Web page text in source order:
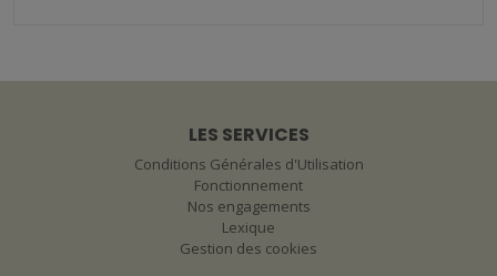
LES SERVICES
Conditions Générales d'Utilisation
Fonctionnement
Nos engagements
Lexique
Gestion des cookies